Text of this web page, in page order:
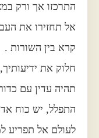
התרכזו אך ורק
אל תחזירו את
קרא בין השורות .
חלוק את
תהיה עדין עם
התפלל, יש כוח
לעולם אל תפריע